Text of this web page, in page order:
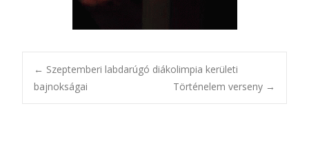
← Szeptemberi labdarúgó diákolimpia kerületi
bajnokságai
Történelem verseny →